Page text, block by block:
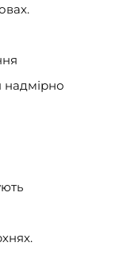
надмірно